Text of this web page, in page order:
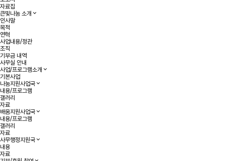
자료집
큰빛나눔 소개
인사말
목적
연혁
사업내용/정관
조직
기부금 내역
사무실 안내
사업/프로그램소개
기본사업
나눔지원사업국
내용/프로그램
갤러리
자료
배움지원사업국
내용/프로그램
갤러리
자료
사무행정지원국
내용
자료